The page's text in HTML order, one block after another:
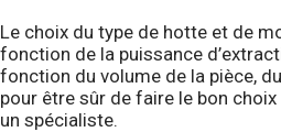
Le choix du type de hotte et de
fonction de la puissance
fonction du volume de la pièce,
pour être sûr de faire le bon
un spécialiste.